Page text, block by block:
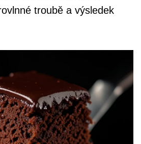
troubě a výsledek